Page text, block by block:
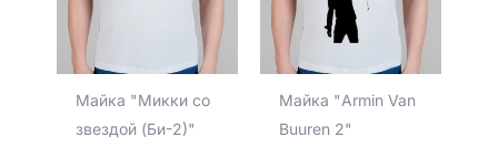
Майка "Микки со
звездой (Би-2)"
Майка "Armin Van
Buuren 2"